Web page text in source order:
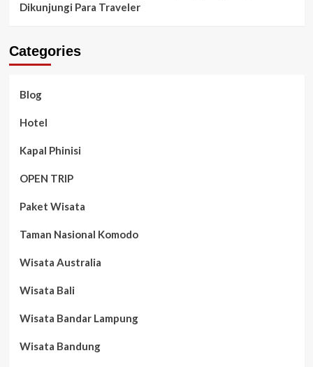
Dikunjungi Para Traveler
Categories
Blog
Hotel
Kapal Phinisi
OPEN TRIP
Paket Wisata
Taman Nasional Komodo
Wisata Australia
Wisata Bali
Wisata Bandar Lampung
Wisata Bandung